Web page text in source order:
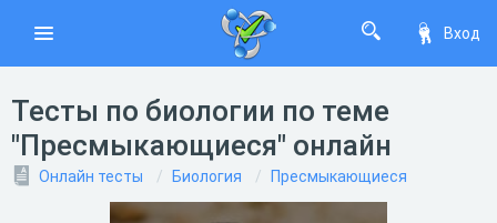
Вход
Тесты по биологии по теме
"Пресмыкающиеся" онлайн
Онлайн тесты Биология Пресмыкающиеся